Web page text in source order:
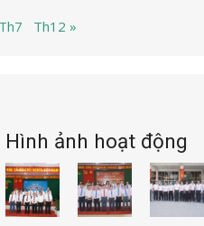
Th12 »
Hình ảnh hoạt động